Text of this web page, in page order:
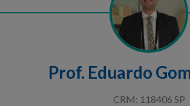
Prof. Eduardo
CRM: 118406 SP